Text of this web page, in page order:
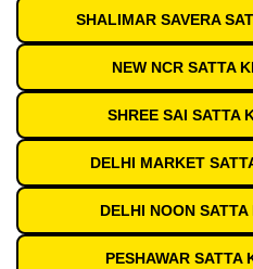
SHALIMAR SAVERA
NEW NCR SATTA
SHREE SAI SATTA
DELHI MARKET
DELHI NOON
PESHAWAR SATTA